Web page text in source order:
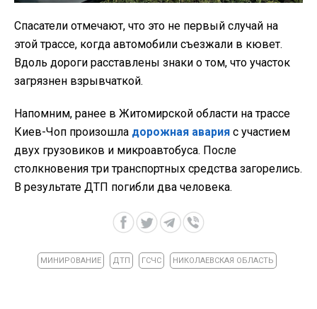
Спасатели отмечают, что это не первый случай на
этой трассе, когда автомобили съезжали в кювет.
Вдоль дороги расставлены знаки о том, что участок
загрязнен взрывчаткой.
Напомним, ранее в Житомирской области на трассе
Киев-Чоп произошла дорожная авария с участием
двух грузовиков и микроавтобуса. После
столкновения три транспортных средства загорелись.
В результате ДТП погибли два человека.
МИНИРОВАНИЕ ДТП ГСЧС НИКОЛАЕВСКАЯ ОБЛАСТЬ